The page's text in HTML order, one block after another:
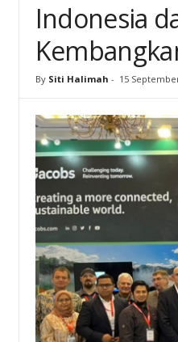
Indonesia
By Siti Halimah - 15